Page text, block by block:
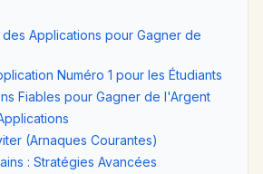
Applications pour Gagner de
Numéro 1 pour les Étudiants
Fiables pour Gagner de l'Argent
(Arnaques Courantes)
: Stratégies Avancées